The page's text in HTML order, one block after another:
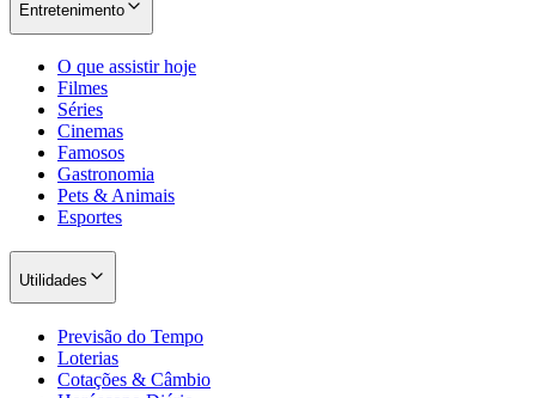
Entretenimento
O que assistir hoje
Filmes
Séries
Cinemas
Famosos
Gastronomia
Pets & Animais
Esportes
Utilidades
Previsão do Tempo
Loterias
Cotações & Câmbio